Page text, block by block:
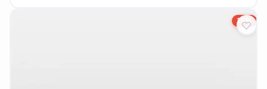
15%